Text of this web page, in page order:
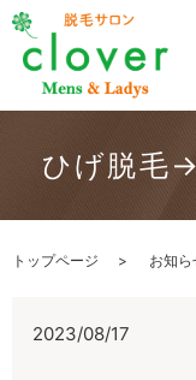
ひげ脱毛
トップページ お知ら
2023/08/17